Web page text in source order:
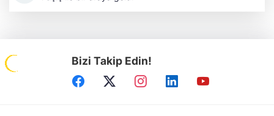
Bizi Takip Edin!